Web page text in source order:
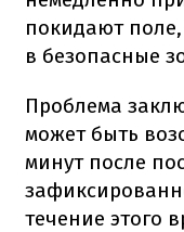
покидают
в безопасные
Проблема
может быть
минут после
течение этого